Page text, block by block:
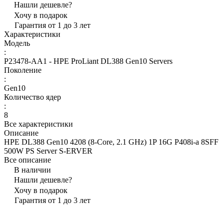
Нашли дешевле?
Хочу в подарок
Гарантия от 1 до 3 лет
Характеристики
Модель
:
P23478-AA1 - HPE ProLiant DL388 Gen10 Servers
Поколение
:
Gen10
Количество ядер
:
8
Все характеристики
Описание
HPE DL388 Gen10 4208 (8-Core, 2.1 GHz) 1P 16G P408i-a 8SFF
500W PS Server S-ERVER
Все описание
В наличии
Нашли дешевле?
Хочу в подарок
Гарантия от 1 до 3 лет